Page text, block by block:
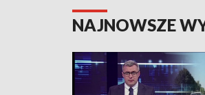
NAJNOWSZE